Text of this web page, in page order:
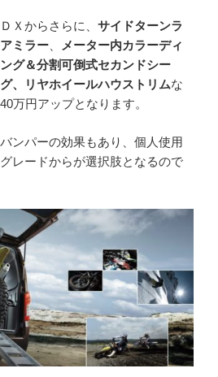
Ｘからさらに、 サイドターンラ
ミラー
メーター内カラーディ
グ＆分割可倒式セカンドシー
、リヤホイールハウストリムな
万円アップとなります。
ンパーの効果もあり、個人使用
レードからが選択肢となるので